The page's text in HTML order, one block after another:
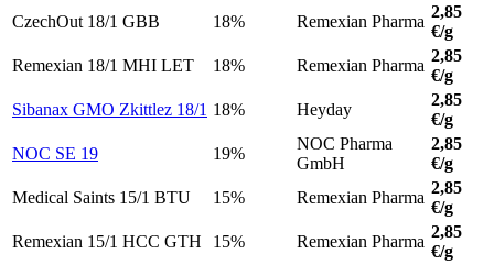
CzechOut 18/1 GBB 18% Remexian Pharma
2,85
€/g
Remexian 18/1 MHI LET
18% Remexian Pharma
2,85
€/g
Sibanax GMO Zkittlez 18/1 18% Heyday
2,85
€/g
NOC SE 19
19%
NOC Pharma
GmbH
2,85
€/g
Medical Saints 15/1 BTU
15% Remexian Pharma
2,85
€/g
Remexian 15/1 HCC GTH
15% Remexian Pharma
2,85
€/g